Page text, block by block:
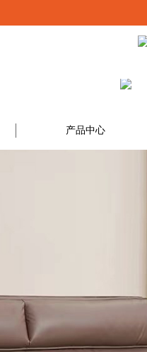
产品中心